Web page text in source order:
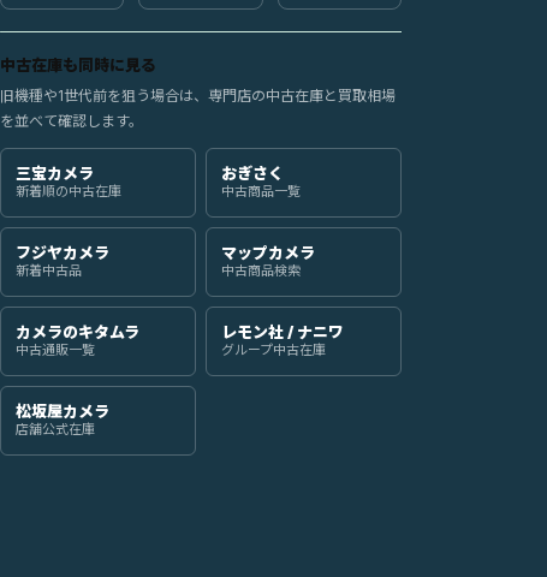
中古在庫も同時に見る
旧機種や1世代前を狙う場合は、専門店の中古在庫と買取相場
を並べて確認します。
三宝カメラ
新着順の中古在庫
おぎさく
中古商品一覧
フジヤカメラ
新着中古品
マップカメラ
中古商品検索
カメラのキタムラ
中古通販一覧
レモン社 / ナニワ
グループ中古在庫
松坂屋カメラ
店舗公式在庫